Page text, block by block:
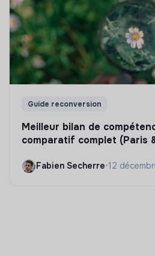
Guide reconversion
Meilleur bilan de
comparatif complet (Paris
Fabien Secherre•12